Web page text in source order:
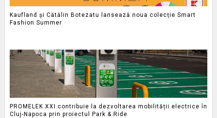
Kaufland și Cătălin Botezatu lansează noua colecție Smart
Fashion Summer
PROMELEK XXI contribuie la dezvoltarea mobilității electrice în
Cluj-Napoca prin proiectul Park & Ride